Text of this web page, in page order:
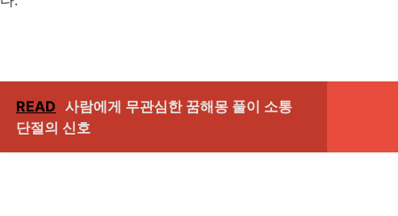
READ 사람에게 무관심한 꿈해몽 풀이 소통
단절의 신호